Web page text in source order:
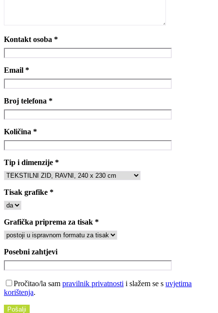
Kontakt osoba *
Email *
Broj telefona *
Količina *
Tip i dimenzije *
Tisak grafike *
Grafička priprema za tisak *
Posebni zahtjevi
Pročitao/la sam pravilnik privatnosti i slažem se s uvjetima
korištenja.